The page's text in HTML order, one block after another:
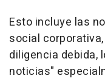
Esto incluye las
social
diligencia debida,
noticias"